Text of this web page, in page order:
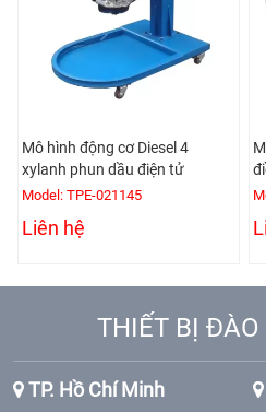
Mô hình động cơ Diesel 4
xylanh phun dầu điện tử
Model: TPE-021145
Liên hệ
THIẾT BỊ ĐÀO
TP. Hồ Chí Minh